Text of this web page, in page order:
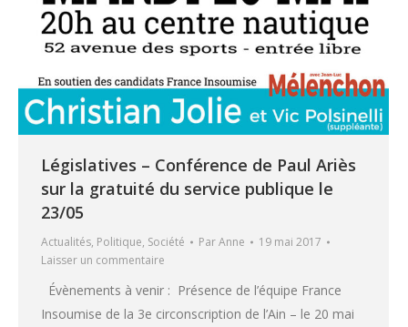
Législatives – Conférence de Paul Ariès
sur la gratuité du service publique le
23/05
Actualités, Politique, Société ParAnne
19 mai 2017
Laisser un commentaire
Évènements à venir : Présence de l’équipe France
Insoumise de la 3e circonscription de l’Ain – le 20 mai